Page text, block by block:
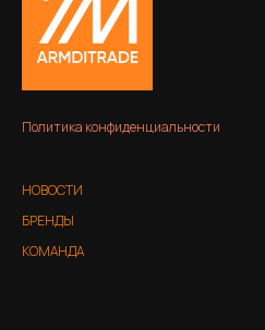
Политика конфиденциальности
НОВОСТИ
БРЕНДЫ
КОМАНДА